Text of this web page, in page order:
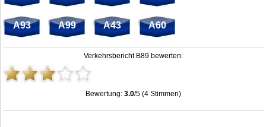
A93 A99 A43 A60
Verkehrsbericht B89 bewerten:
Bewertung:3.0/5 (4 Stimmen)
Stau B89: Unfälle, Sperrung & Baustellen | Staumelder B89 ,3.0out of5based